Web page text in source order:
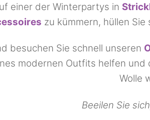
einer der Winterpartys in
zu kümmern, hüllen Sie
besuchen Sie schnell unseren
modernen Outfits helfen
Wolle
Beeilen Sie